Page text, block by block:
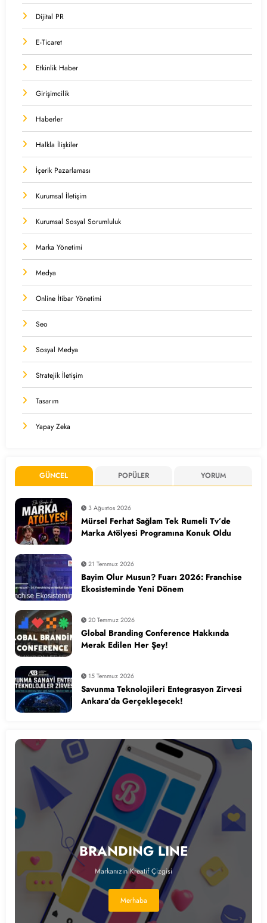
Dijital PR
E-Ticaret
Etkinlik Haber
Girişimcilik
Haberler
Halkla İlişkiler
İçerik Pazarlaması
Kurumsal İletişim
Kurumsal Sosyal Sorumluluk
Marka Yönetimi
Medya
Online İtibar Yönetimi
Seo
Sosyal Medya
Stratejik İletişim
Tasarım
Yapay Zeka
GÜNCEL POPÜLER YORUM
3 Ağustos 2026
Mürsel Ferhat Sağlam Tek Rumeli Tv’de
Marka Atölyesi Programına Konuk Oldu
21 Temmuz 2026
Bayim Olur Musun? Fuarı 2026: Franchise
Ekosisteminde Yeni Dönem
20 Temmuz 2026
Global Branding Conference Hakkında
Merak Edilen Her Şey!
15 Temmuz 2026
Savunma Teknolojileri Entegrasyon Zirvesi
Ankara’da Gerçekleşecek!
BRANDING LINE
Markanızın Kreatif Çizgisi
Merhaba